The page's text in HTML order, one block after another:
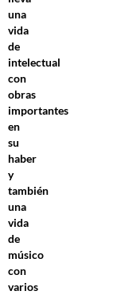
una
vida
de
intelectual
con
obras
importantes
en
su
haber
y
también
una
vida
de
músico
con
varios